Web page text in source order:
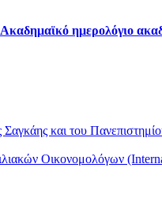
Ακαδημαϊκό ημερολόγιο
και του
Οικονομολόγων